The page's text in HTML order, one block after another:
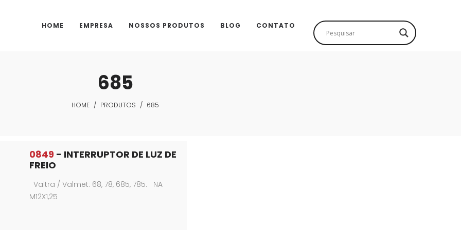
HOME EMPRESA NOSSOS PRODUTOS BLOG CONTATO
685
HOME / PRODUTOS / 685
0849 - INTERRUPTOR DE LUZ DE
FREIO
Valtra / Valmet: 68, 78, 685, 785. NA
M12X1,25